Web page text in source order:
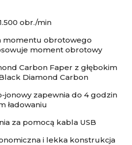
obr./min
momentu obrotowego
moment obrotowy
Carbon Faper z głębokim
Diamond Carbon
zapewnia do 4 godzin
ładowaniu
za pomocą kabla USB
i lekka konstrukcja